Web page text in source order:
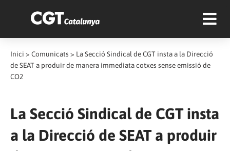
Inici > Comunicats > La Secció Sindical de CGT insta a la Direcció
de SEAT a produir de manera immediata cotxes sense emissió de
CO2
La Secció Sindical de CGT insta
a la Direcció de SEAT a produir